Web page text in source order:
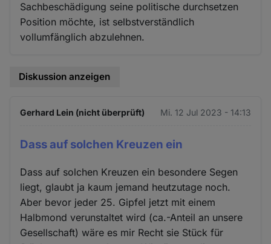
Sachbeschädigung seine politische durchsetzen
Position möchte, ist selbstverständlich
vollumfänglich abzulehnen.
Diskussion anzeigen
Gerhard Lein (nicht überprüft) Mi. 12 Jul 2023 - 14:13
Dass auf solchen Kreuzen ein
Dass auf solchen Kreuzen ein besondere Segen
liegt, glaubt ja kaum jemand heutzutage noch.
Aber bevor jeder 25. Gipfel jetzt mit einem
Halbmond verunstaltet wird (ca.-Anteil an unsere
Gesellschaft) wäre es mir Recht sie Stück für